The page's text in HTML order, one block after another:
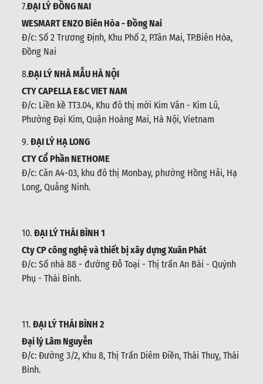
7.ĐẠI LÝ ĐỒNG NAI
WESMART ENZO Biên Hòa - Đồng Nai
Đ/c: Số 2 Trương Định, Khu Phố 2, P.Tân Mai, TP.Biên Hòa,
Đồng Nai
8.ĐẠI LÝ NHÀ MẪU HÀ NỘI
CTY CAPELLA E&C VIET NAM
Đ/c: Liền kề TT3.04, Khu đô thị mới Kim Văn - Kim Lũ,
Phường Đại Kim, Quận Hoàng Mai, Hà Nội, Vietnam
9. ĐẠI LÝ HẠ LONG
CTY Cổ Phần NETHOME
Đ/c: Căn A4-03, khu đô thị Monbay, phường Hồng Hải, Hạ
Long, Quảng Ninh.
10. ĐẠI LÝ THÁI BÌNH 1
Cty CP công nghệ và thiết bị xây dựng Xuân Phát
Đ/c: Số nhà 88 - đường Đỗ Toại - Thị trấn An Bài - Quỳnh
Phụ - Thái Bình.
11. ĐẠI LÝ THÁI BÌNH 2
Đại lý Lâm Nguyễn
Đ/c: Đường 3/2, Khu 8, Thị Trấn Diêm Điền, Thái Thuỵ, Thái
Bình.